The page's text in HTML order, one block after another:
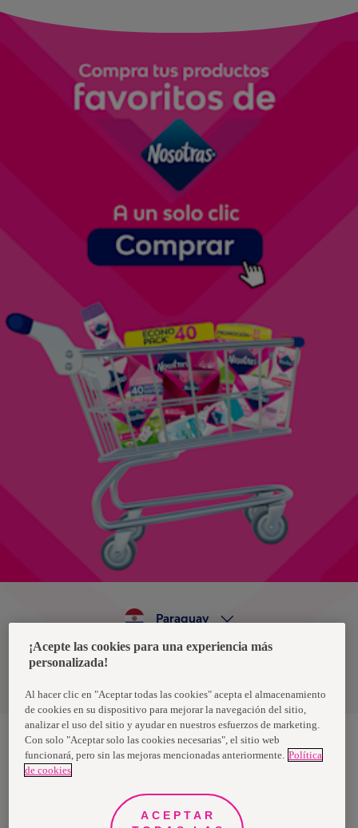
Política de privacidad de datos
Paraguay
Nosotras, una marca de Essity - una compañía global líder en
higiene y salud. Cada día, mil millones de personas, en todo el
propósito es romper barreras por el bienestar en beneficio de
consumidores, pacientes, cuidadores, clientes y la sociedad en
general. Vendemos en aproximadamente 150 países bajo las
¡Acepte las cookies para una experiencia más
personalizada!
Al hacer clic en "Aceptar todas las cookies" acepta el almacenamiento
de cookies en su dispositivo para mejorar la navegación del sitio,
analizar el uso del sitio y ayudar en nuestros esfuerzos de marketing.
Con solo "Aceptar solo las cookies necesarias", el sitio web
funcionará, pero sin las mejoras mencionadas anteriormente. Política
de cookies
ACEPTAR